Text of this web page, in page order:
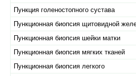
Пункция голеностопного сустава
Пункционная биопсия щитовидной
Пункционная биопсия шейки матки
Пункционная биопсия мягких тканей
Пункционная биопсия легкого